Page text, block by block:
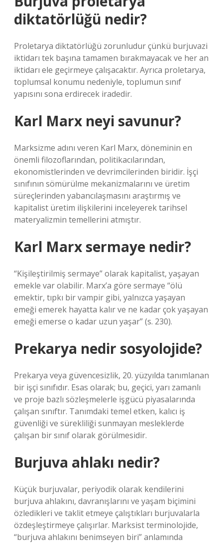
diktatörlüğü nedir?
Proletarya diktatörlüğü zorunludur çünkü burjuvazi
iktidarı tek başına tamamen bırakmayacak ve her an
iktidarı ele geçirmeye çalışacaktır. Ayrıca proletarya,
toplumsal konumu nedeniyle, toplumun sınıf
yapısını sona erdirecek iradedir.
Karl Marx neyi savunur?
Marksizme adını veren Karl Marx, döneminin en
önemli filozoflarından, politikacılarından,
ekonomistlerinden ve devrimcilerinden biridir. İşçi
sınıfının sömürülme mekanizmalarını ve üretim
süreçlerinden yabancılaşmasını araştırmış ve
kapitalist üretim ilişkilerini inceleyerek tarihsel
materyalizmin temellerini atmıştır.
Karl Marx sermaye nedir?
“Kişileştirilmiş sermaye” olarak kapitalist, yaşayan
emekle var olabilir. Marx’a göre sermaye “ölü
emektir, tıpkı bir vampir gibi, yalnızca yaşayan
emeği emerek hayatta kalır ve ne kadar çok yaşayan
emeği emerse o kadar uzun yaşar” (s. 230).
Prekarya nedir sosyolojide?
Prekarya veya güvencesizlik, 20. yüzyılda tanımlanan
bir işçi sınıfıdır. Esas olarak; bu, geçici, yarı zamanlı
ve proje bazlı sözleşmelerle işgücü piyasalarında
çalışan sınıftır. Tanımdaki temel etken, kalıcı iş
güvenliği ve sürekliliği sunmayan mesleklerde
çalışan bir sınıf olarak görülmesidir.
Burjuva ahlakı nedir?
Küçük burjuvalar, periyodik olarak kendilerini
burjuva ahlakını, davranışlarını ve yaşam biçimini
özledikleri ve taklit etmeye çalıştıkları burjuvalarla
özdeşleştirmeye çalışırlar. Marksist terminolojide,
“burjuva ahlakını benimseyen biri” anlamında